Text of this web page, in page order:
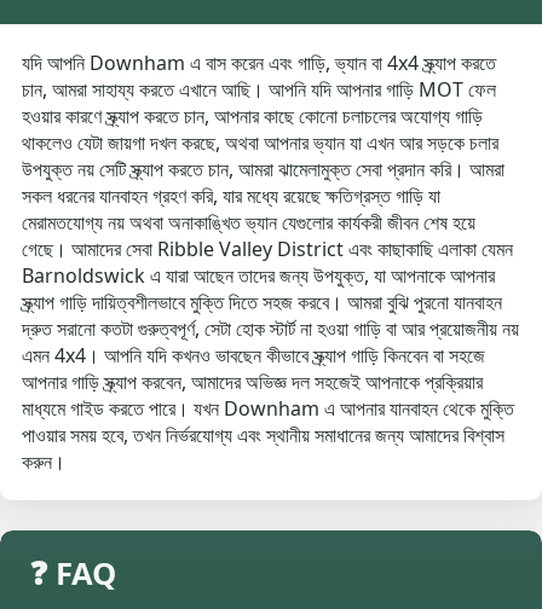
যদি আপনি Downham এ বাস করেন এবং গাড়ি, ভ্যান বা 4x4 স্ক্র্যাপ করতে
চান, আমরা সাহায্য করতে এখানে আছি। আপনি যদি আপনার গাড়ি MOT ফেল
হওয়ার কারণে স্ক্র্যাপ করতে চান, আপনার কাছে কোনো চলাচলের অযোগ্য গাড়ি
থাকলেও যেটা জায়গা দখল করছে, অথবা আপনার ভ্যান যা এখন আর সড়কে চলার
উপযুক্ত নয় সেটি স্ক্র্যাপ করতে চান, আমরা ঝামেলামুক্ত সেবা প্রদান করি। আমরা
সকল ধরনের যানবাহন গ্রহণ করি, যার মধ্যে রয়েছে ক্ষতিগ্রস্ত গাড়ি যা
মেরামতযোগ্য নয় অথবা অনাকাঙ্খিত ভ্যান যেগুলোর কার্যকরী জীবন শেষ হয়ে
গেছে। আমাদের সেবা Ribble Valley District এবং কাছাকাছি এলাকা যেমন
Barnoldswick এ যারা আছেন তাদের জন্য উপযুক্ত, যা আপনাকে আপনার
স্ক্র্যাপ গাড়ি দায়িত্বশীলভাবে মুক্তি দিতে সহজ করবে। আমরা বুঝি পুরনো যানবাহন
দ্রুত সরানো কতটা গুরুত্বপূর্ণ, সেটা হোক স্টার্ট না হওয়া গাড়ি বা আর প্রয়োজনীয় নয়
এমন 4x4। আপনি যদি কখনও ভাবছেন কীভাবে স্ক্র্যাপ গাড়ি কিনবেন বা সহজে
আপনার গাড়ি স্ক্র্যাপ করবেন, আমাদের অভিজ্ঞ দল সহজেই আপনাকে প্রক্রিয়ার
মাধ্যমে গাইড করতে পারে। যখন Downham এ আপনার যানবাহন থেকে মুক্তি
পাওয়ার সময় হবে, তখন নির্ভরযোগ্য এবং স্থানীয় সমাধানের জন্য আমাদের বিশ্বাস
করুন।
❓ FAQ